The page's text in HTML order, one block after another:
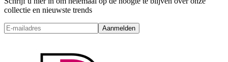
collectie en nieuwste trends
Aanmelden